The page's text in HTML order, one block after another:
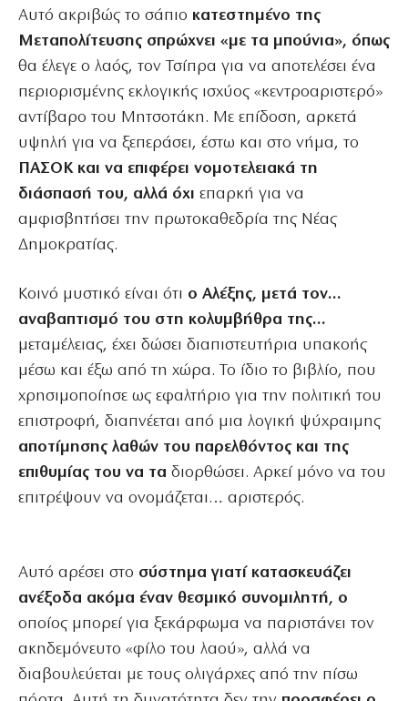
Αυτό ακριβώς το σάπιο κατεστημένο της
Μεταπολίτευσης σπρώχνει «με τα μπούνια», όπως
θα έλεγε ο λαός, τον Τσίπρα για να αποτελέσει ένα
περιορισμένης εκλογικής ισχύος «κεντροαριστερό»
αντίβαρο του Μητσοτάκη. Με επίδοση, αρκετά
υψηλή για να ξεπεράσει, έστω και στο νήμα, το
ΠΑΣΟΚ και να επιφέρει νομοτελειακά τη
διάσπασή του, αλλά όχι επαρκή για να
αμφισβητήσει την πρωτοκαθεδρία της Νέας
Δημοκρατίας.
Κοινό μυστικό είναι ότι ο Αλέξης, μετά τον…
αναβαπτισμό του στη κολυμβήθρα της…
μεταμέλειας, έχει δώσει διαπιστευτήρια υπακοής
μέσω και έξω από τη χώρα. Το ίδιο το βιβλίο, που
χρησιμοποίησε ως εφαλτήριο για την πολιτική του
επιστροφή, διαπνέεται από μια λογική ψύχραιμης
αποτίμησης λαθών του παρελθόντος και της
επιθυμίας του να τα διορθώσει. Αρκεί μόνο να του
επιτρέψουν να ονομάζεται… αριστερός.
Αυτό αρέσει στο σύστημα γιατί κατασκευάζει
ανέξοδα ακόμα έναν θεσμικό συνομιλητή, ο
οποίος μπορεί για ξεκάρφωμα να παριστάνει τον
ακηδεμόνευτο «φίλο του λαού», αλλά να
διαβουλεύεται με τους ολιγάρχες από την πίσω